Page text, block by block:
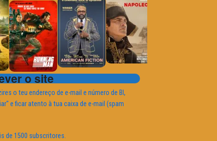
o site
o teu endereço de e-mail e número de BI,
e ficar atento à tua caixa de e-mail (spam
de 1500 subscritores.